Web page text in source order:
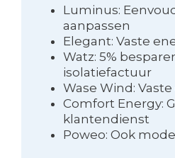
Luminus:
aanpassen
Elegant: Vaste
Watz: 5%
isolatiefactuur
Wase Wind:
Comfort Energy:
klantendienst
Poweo: Ook